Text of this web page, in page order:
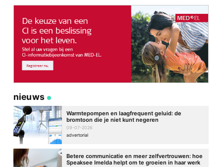
nieuws
Warmtepompen en laagfrequent geluid: de
bromtoon die je niet kunt negeren
09-07-2026
advertorial
Betere communicatie en meer zelfvertrouwen: hoe
Speaksee Imelda helpt om te groeien in haar werk